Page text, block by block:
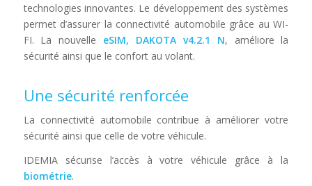
technologies innovantes. Le développement des systèmes
permet d’assurer la connectivité automobile grâce au WI-
FI. La nouvelle eSIM, DAKOTA v4.2.1 N, améliore la
sécurité ainsi que le confort au volant.
Une sécurité renforcée
La connectivité automobile contribue à améliorer votre
sécurité ainsi que celle de votre véhicule.
IDEMIA sécurise l’accès à votre véhicule grâce à la
biométrie.